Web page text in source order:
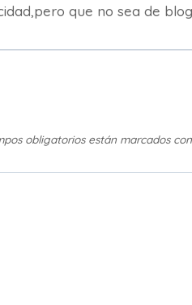
que no sea de
obligatorios están marcados con